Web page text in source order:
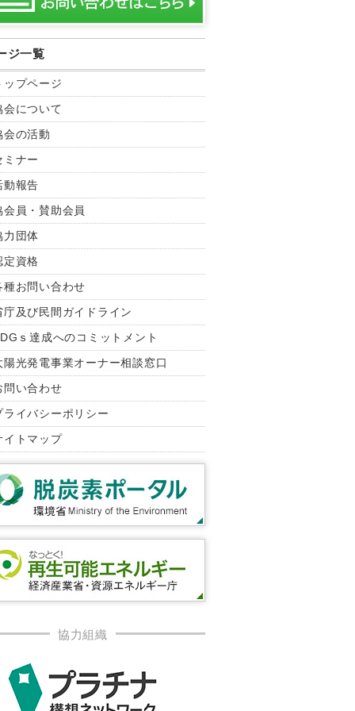
ジ一覧
ップページ
会について
会の活動
ミナー
動報告
会員・賛助会員
力団体
定資格
種お問い合わせ
庁及び民間ガイドライン
ｓ達成へのコミットメント
陽光発電事業オーナー相談窓口
問い合わせ
ライバシーポリシー
イトマップ
協力組織